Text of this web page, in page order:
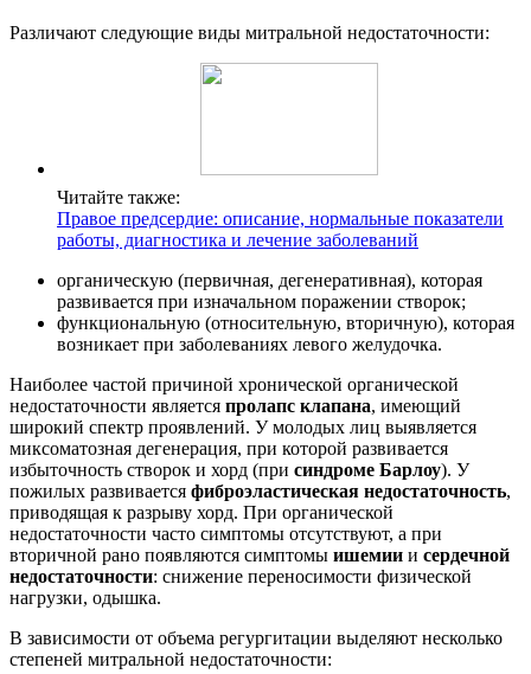
Различают следующие виды митральной недостаточности:
Читайте также:
Правое предсердие: описание, нормальные показатели
работы, диагностика и лечение заболеваний
органическую (первичная, дегенеративная), которая
развивается при изначальном поражении створок;
функциональную (относительную, вторичную), которая
возникает при заболеваниях левого желудочка.
Наиболее частой причиной хронической органической
недостаточности является пролапс клапана, имеющий
широкий спектр проявлений. У молодых лиц выявляется
миксоматозная дегенерация, при которой развивается
избыточность створок и хорд (при синдроме Барлоу). У
пожилых развивается фиброэластическая недостаточность,
приводящая к разрыву хорд. При органической
недостаточности часто симптомы отсутствуют, а при
вторичной рано появляются симптомы ишемии и сердечной
недостаточности: снижение переносимости физической
нагрузки, одышка.
В зависимости от объема регургитации выделяют несколько
степеней митральной недостаточности: